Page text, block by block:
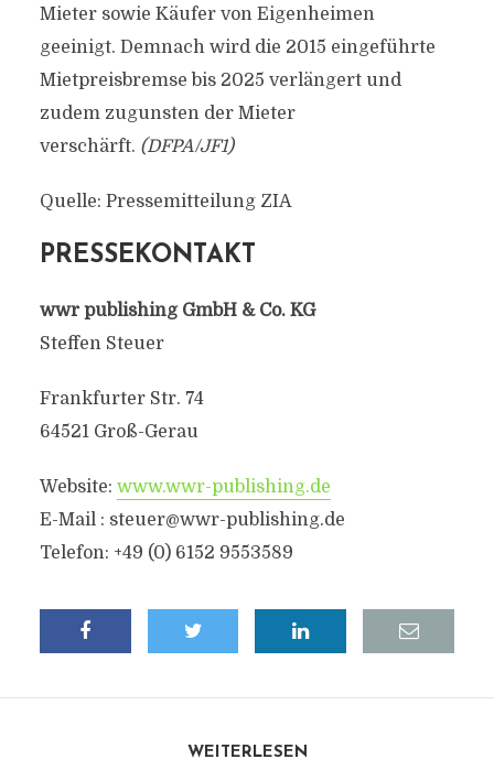
Mieter sowie Käufer von Eigenheimen
geeinigt. Demnach wird die 2015 eingeführte
Mietpreisbremse bis 2025 verlängert und
zudem zugunsten der Mieter
verschärft. (DFPA/JF1)
Quelle: Pressemitteilung ZIA
PRESSEKONTAKT
wwr publishing GmbH & Co. KG
Steffen Steuer
Frankfurter Str. 74
64521 Groß-Gerau
Website: www.wwr-publishing.de
E-Mail : steuer@wwr-publishing.de
Telefon: +49 (0) 6152 9553589
WEITERLESEN